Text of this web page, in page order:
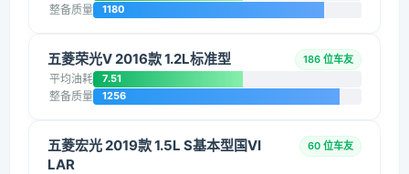
整备质量 1180
五菱荣光V 2016款 1.2L标准型 186 位车友
平均油耗 7.51
整备质量 1256
五菱宏光 2019款 1.5L S基本型国VI
LAR
60 位车友